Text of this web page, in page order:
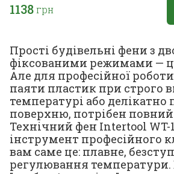
1138грн
Прості будівельні фени з
фіксованими режимами —
Але для професійної
паяти пластик при строго
температурі або делікатно
поверхню, потрібен
Технічний фен Intertool WT-
інструмент професійного
вам саме це: плавне,
регулювання температури.